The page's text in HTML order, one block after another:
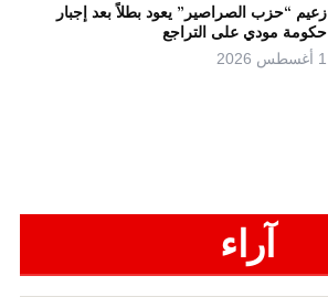
زعيم “حزب الصراصير” يعود بطلاً بعد إجبار
حكومة مودي على التراجع
1 أغسطس 2026
آراء